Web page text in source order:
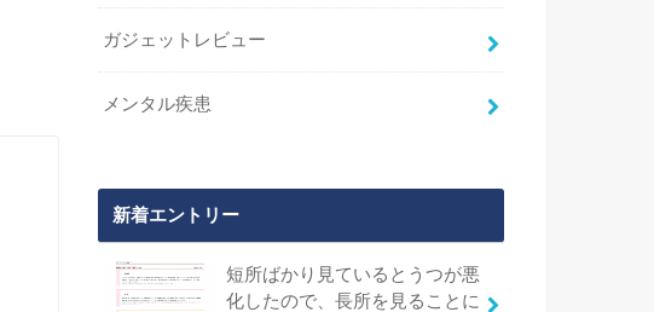
ガジェットレビュー
メンタル疾患
新着エントリー
短所ばかり見ているとうつが悪
化したので、長所を見ることに